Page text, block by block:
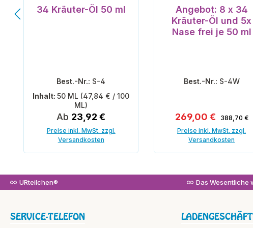
Durchschnittliche Bewertung von 4.67 von 5 Sternen
34 Kräuter-Öl 50 ml
Best.-Nr.: S-4
Inhalt:50 ML (47,84 € / 100
ML)
Regulärer Preis:
Ab 23,92 €
Preise inkl. MwSt. zzgl.
Versandkosten
Angebot: 8 x 34
Kräuter-Öl und 5x
Nase frei je 50 ml
Best.-Nr.: S-4W
Verkaufspreis:
269,00 € Regulärer
388,70 €
Preise inkl. MwSt. zzgl.
Versandkosten
URteilchen® Das Wesentliche
SERVICE-TELEFON LADENGESCHÄFT